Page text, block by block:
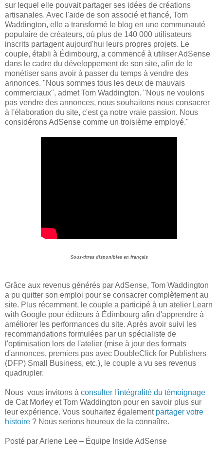
sur lequel elle pouvait partager ses idées de créations
artisanales. Avec l'aide de son associé et fiancé, Tom
Waddington, elle a transformé le blog en une communauté
populaire de créateurs, où plus de 140 000 utilisateurs
inscrits partagent aujourd'hui leurs propres projets. Le
couple, établi à Édimbourg, a commencé à utiliser AdSense
dans le cadre du développement de son site, afin de le
monétiser sans avoir à passer du temps à vendre des
annonces. "Nous sommes tous les deux de mauvais
commerciaux", admet Tom Waddington. "Nous ne voulons
pas vendre des annonces, nous souhaitons nous consacrer
à l'élaboration du site, c'est ça notre vraie passion. Nous
considérons AdSense comme un troisième employé."
Sous-titres disponibles en français
Grâce aux revenus générés par AdSense, Tom Waddington
a pu quitter son emploi pour se consacrer complètement au
site. Plus récemment, le couple a participé à un atelier Learn
with Google pour éditeurs à Édimbourg afin d'apprendre à
améliorer les performances du site. Après avoir suivi les
recommandations formulées par un spécialiste de
l'optimisation lors de l'atelier (mise à jour des formats
d'annonces, premiers pas avec DoubleClick for Publishers
(DFP) Small Business, etc.), le couple a vu ses revenus
quadrupler.
Nous vous invitons à consulter l'intégralité du témoignage
de Cat Morley et Tom Waddington pour en savoir plus sur
leur expérience. Vous souhaitez également partager votre
histoire ? Nous serions heureux de la connaître.
Posté par Arlene Lee – Équipe Inside AdSense